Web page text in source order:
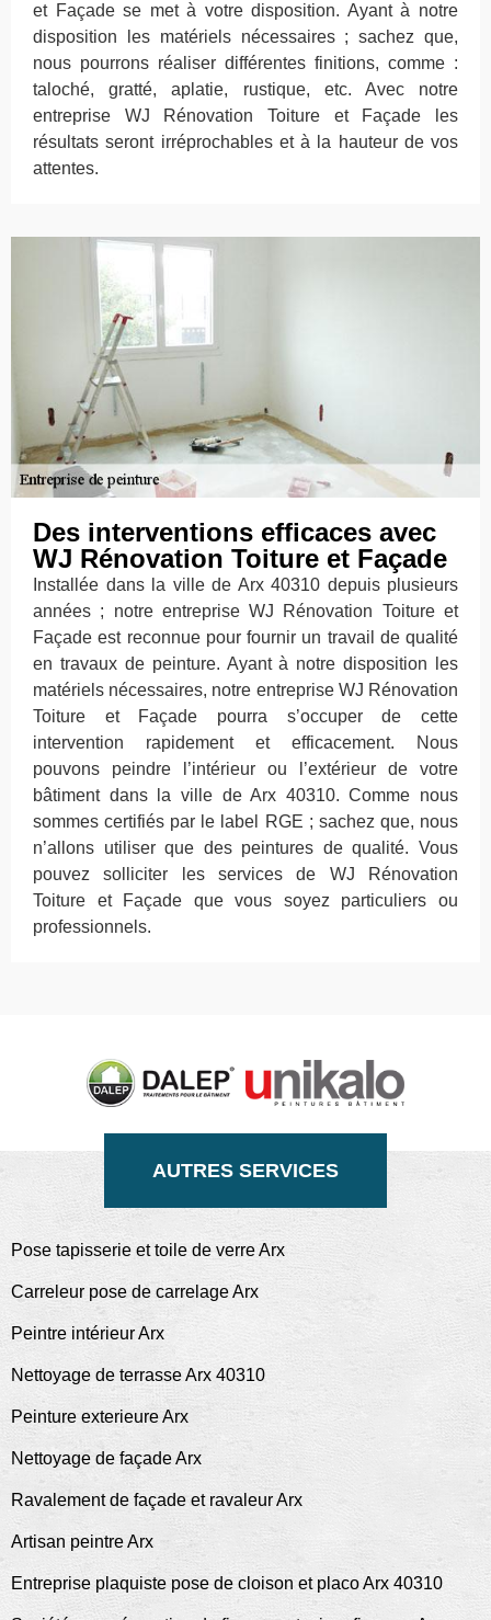
et Façade se met à votre disposition. Ayant à notre
disposition les matériels nécessaires ; sachez que,
nous pourrons réaliser différentes finitions, comme :
taloché, gratté, aplatie, rustique, etc. Avec notre
entreprise WJ Rénovation Toiture et Façade les
résultats seront irréprochables et à la hauteur de vos
attentes.
Des interventions efficaces avec
WJ Rénovation Toiture et Façade
Installée dans la ville de Arx 40310 depuis plusieurs
années ; notre entreprise WJ Rénovation Toiture et
Façade est reconnue pour fournir un travail de qualité
en travaux de peinture. Ayant à notre disposition les
matériels nécessaires, notre entreprise WJ Rénovation
Toiture et Façade pourra s’occuper de cette
intervention rapidement et efficacement. Nous
pouvons peindre l’intérieur ou l’extérieur de votre
bâtiment dans la ville de Arx 40310. Comme nous
sommes certifiés par le label RGE ; sachez que, nous
n’allons utiliser que des peintures de qualité. Vous
pouvez solliciter les services de WJ Rénovation
Toiture et Façade que vous soyez particuliers ou
professionnels.
AUTRES SERVICES
Pose tapisserie et toile de verre Arx
Carreleur pose de carrelage Arx
Peintre intérieur Arx
Nettoyage de terrasse Arx 40310
Peinture exterieure Arx
Nettoyage de façade Arx
Ravalement de façade et ravaleur Arx
Artisan peintre Arx
Entreprise plaquiste pose de cloison et placo Arx 40310